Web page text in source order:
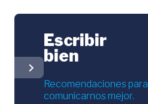
chevron_right
Escribir
bien
Recomendaciones para
comunicarnos mejor.